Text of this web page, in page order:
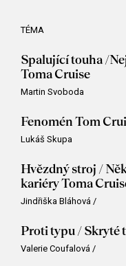
TÉMA
Spalující touha /
Toma Cruise
Martin Svoboda
Fenomén Tom
Lukáš Skupa
Hvězdný stroj /
kariéry Toma
Jindřiška Bláhová /
Proti typu / Skryté
Valerie Coufalová /